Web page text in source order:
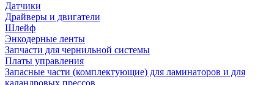
Датчики
Драйверы и двигатели
Шлейф
Энкодерные ленты
Запчасти для чернильной системы
Платы управления
Запасные части (комплектующие) для ламинаторов и для
каландровых прессов